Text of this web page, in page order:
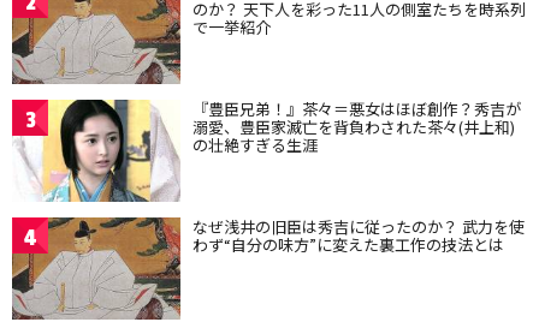
のか？ 天下人を彩った11人の側室たちを時系列
で一挙紹介
3 『豊臣兄弟！』茶々＝悪女はほぼ創作？秀吉が
溺愛、豊臣家滅亡を背負わされた茶々(井上和)
の壮絶すぎる生涯
4 なぜ浅井の旧臣は秀吉に従ったのか？ 武力を使
わず“自分の味方”に変えた裏工作の技法とは